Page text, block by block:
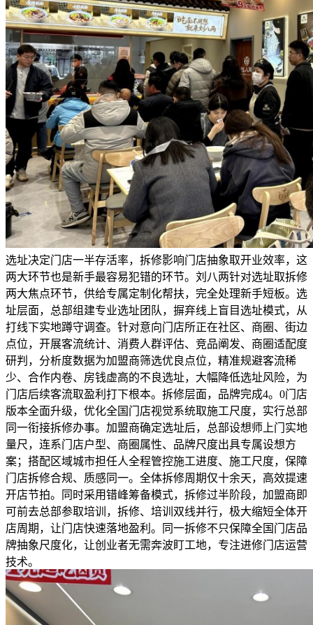
选址决定门店一半存活率，拆修影响门店抽象取开业效率，这
两大环节也是新手最容易犯错的环节。刘八两针对选址取拆修
两大焦点环节，供给专属定制化帮扶，完全处理新手短板。选
址层面，总部组建专业选址团队，摒弃线上盲目选址模式，从
打线下实地蹲守调查。针对意向门店所正在社区、商圈、街边
点位，开展客流统计、消费人群评估、竞品阐发、商圈适配度
研判，分析度数据为加盟商筛选优良点位，精准规避客流稀
少、合作内卷、房钱虚高的不良选址，大幅降低选址风险，为
门店后续客流取盈利打下根本。拆修层面，品牌完成4。0门店
版本全面升级，优化全国门店视觉系统取施工尺度，实行总部
同一衔接拆修办事。加盟商确定选址后，总部设想师上门实地
量尺，连系门店户型、商圈属性、品牌尺度出具专属设想方
案；搭配区域城市担任人全程管控施工进度、施工尺度，保障
门店拆修合规、质感同一。全体拆修周期仅十余天，高效提速
开店节拍。同时采用错峰筹备模式，拆修过半阶段，加盟商即
可前去总部参取培训，拆修、培训双线并行，极大缩短全体开
店周期，让门店快速落地盈利。同一拆修不只保障全国门店品
牌抽象尺度化，让创业者无需奔波盯工地，专注进修门店运营
技术。